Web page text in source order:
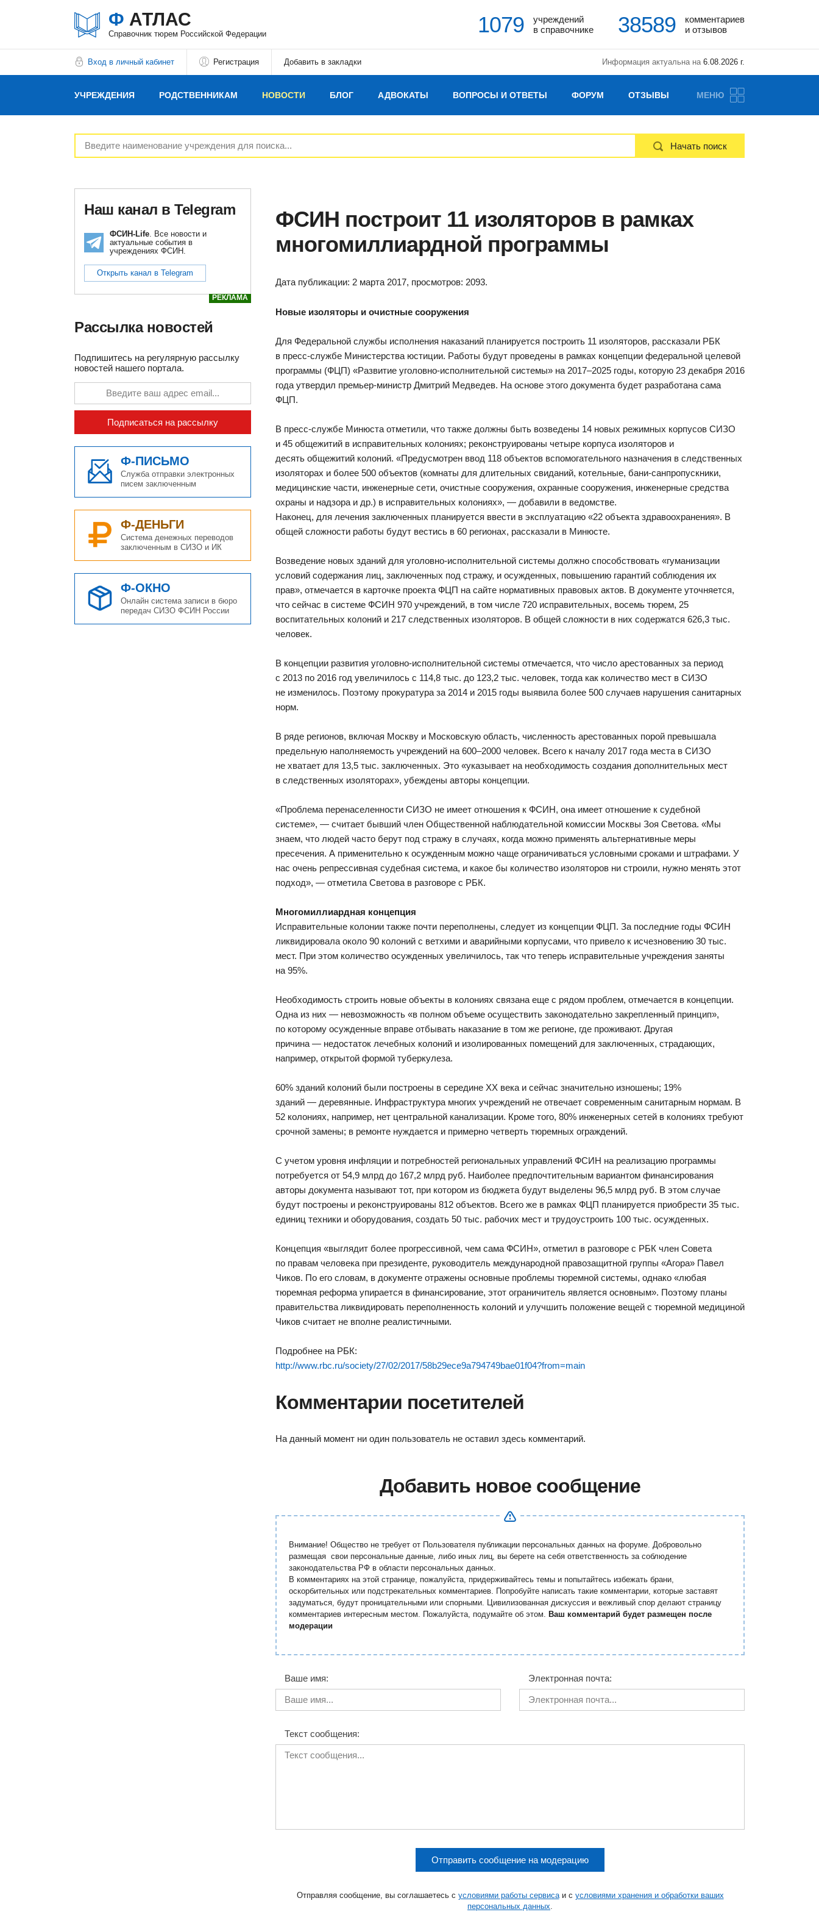
Ф АТЛАС
Справочник тюрем Российской Федерации 1079
учреждений
в справочнике
38589
комментариев
и отзывов
Информация актуальна на6.08.2026 г.
Вход в личный кабинет Регистрация Добавить в закладки
УЧРЕЖДЕНИЯ РОДСТВЕННИКАМ НОВОСТИ БЛОГ АДВОКАТЫ ВОПРОСЫ И ОТВЕТЫ ФОРУМ ОТЗЫВЫ
РЕКЛАМОДАТЕЛЯМ
МЕНЮ
Начать поиск
ФСИН построит 11 изоляторов в рамках
многомиллиардной программы
Дата публикации: 2 марта 2017, просмотров: 2093.
Новые изоляторы и очистные сооружения
Для Федеральной службы исполнения наказаний планируется построить 11 изоляторов, рассказали РБК
в пресс-службе Министерства юстиции. Работы будут проведены в рамках концепции федеральной целевой
программы (ФЦП) «Развитие уголовно-исполнительной системы» на 2017–2025 годы, которую 23 декабря 2016
года утвердил премьер-министр Дмитрий Медведев. На основе этого документа будет разработана сама
ФЦП.
В пресс-службе Минюста отметили, что также должны быть возведены 14 новых режимных корпусов СИЗО
и 45 общежитий в исправительных колониях; реконструированы четыре корпуса изоляторов и
десять общежитий колоний. «Предусмотрен ввод 118 объектов вспомогательного назначения в следственных
изоляторах и более 500 объектов (комнаты для длительных свиданий, котельные, бани-санпропускники,
медицинские части, инженерные сети, очистные сооружения, охранные сооружения, инженерные средства
охраны и надзора и др.) в исправительных колониях», — добавили в ведомстве.
Наконец, для лечения заключенных планируется ввести в эксплуатацию «22 объекта здравоохранения». В
общей сложности работы будут вестись в 60 регионах, рассказали в Минюсте.
Возведение новых зданий для уголовно-исполнительной системы должно способствовать «гуманизации
условий содержания лиц, заключенных под стражу, и осужденных, повышению гарантий соблюдения их
прав», отмечается в карточке проекта ФЦП на сайте нормативных правовых актов. В документе уточняется,
что сейчас в системе ФСИН 970 учреждений, в том числе 720 исправительных, восемь тюрем, 25
воспитательных колоний и 217 следственных изоляторов. В общей сложности в них содержатся 626,3 тыс.
человек.
В концепции развития уголовно-исполнительной системы отмечается, что число арестованных за период
с 2013 по 2016 год увеличилось с 114,8 тыс. до 123,2 тыс. человек, тогда как количество мест в СИЗО
не изменилось. Поэтому прокуратура за 2014 и 2015 годы выявила более 500 случаев нарушения санитарных
норм.
В ряде регионов, включая Москву и Московскую область, численность арестованных порой превышала
предельную наполняемость учреждений на 600–2000 человек. Всего к началу 2017 года места в СИЗО
не хватает для 13,5 тыс. заключенных. Это «указывает на необходимость создания дополнительных мест
в следственных изоляторах», убеждены авторы концепции.
«Проблема перенаселенности СИЗО не имеет отношения к ФСИН, она имеет отношение к судебной
системе», — считает бывший член Общественной наблюдательной комиссии Москвы Зоя Светова. «Мы
знаем, что людей часто берут под стражу в случаях, когда можно применять альтернативные меры
пресечения. А применительно к осужденным можно чаще ограничиваться условными сроками и штрафами. У
нас очень репрессивная судебная система, и какое бы количество изоляторов ни строили, нужно менять этот
подход», — отметила Светова в разговоре с РБК.
Многомиллиардная концепция
Исправительные колонии также почти переполнены, следует из концепции ФЦП. За последние годы ФСИН
ликвидировала около 90 колоний с ветхими и аварийными корпусами, что привело к исчезновению 30 тыс.
мест. При этом количество осужденных увеличилось, так что теперь исправительные учреждения заняты
на 95%.
Необходимость строить новые объекты в колониях связана еще с рядом проблем, отмечается в концепции.
Одна из них — невозможность «в полном объеме осуществить законодательно закрепленный принцип»,
по которому осужденные вправе отбывать наказание в том же регионе, где проживают. Другая
причина — недостаток лечебных колоний и изолированных помещений для заключенных, страдающих,
например, открытой формой туберкулеза.
60% зданий колоний были построены в середине XX века и сейчас значительно изношены; 19%
зданий — деревянные. Инфраструктура многих учреждений не отвечает современным санитарным нормам. В
52 колониях, например, нет центральной канализации. Кроме того, 80% инженерных сетей в колониях требуют
срочной замены; в ремонте нуждается и примерно четверть тюремных ограждений.
С учетом уровня инфляции и потребностей региональных управлений ФСИН на реализацию программы
потребуется от 54,9 млрд до 167,2 млрд руб. Наиболее предпочтительным вариантом финансирования
авторы документа называют тот, при котором из бюджета будут выделены 96,5 млрд руб. В этом случае
будут построены и реконструированы 812 объектов. Всего же в рамках ФЦП планируется приобрести 35 тыс.
единиц техники и оборудования, создать 50 тыс. рабочих мест и трудоустроить 100 тыс. осужденных.
Концепция «выглядит более прогрессивной, чем сама ФСИН», отметил в разговоре с РБК член Совета
по правам человека при президенте, руководитель международной правозащитной группы «Агора» Павел
Чиков. По его словам, в документе отражены основные проблемы тюремной системы, однако «любая
тюремная реформа упирается в финансирование, этот ограничитель является основным». Поэтому планы
правительства ликвидировать переполненность колоний и улучшить положение вещей с тюремной медициной
Чиков считает не вполне реалистичными.
Подробнее на РБК:
http://www.rbc.ru/society/27/02/2017/58b29ece9a794749bae01f04?from=main
Комментарии посетителей
На данный момент ни один пользователь не оставил здесь комментарий.
Добавить новое сообщение
Внимание! Общество не требует от Пользователя публикации персональных данных на форуме. Добровольно
размещая свои персональные данные, либо иных лиц, вы берете на себя ответственность за соблюдение
законодательства РФ в области персональных данных.
В комментариях на этой странице, пожалуйста, придерживайтесь темы и попытайтесь избежать брани,
оскорбительных или подстрекательных комментариев. Попробуйте написать такие комментарии, которые заставят
задуматься, будут проницательными или спорными. Цивилизованная дискуссия и вежливый спор делают страницу
комментариев интересным местом. Пожалуйста, подумайте об этом. Ваш комментарий будет размещен после
модерации
Ваше имя: Электронная почта:
Текст сообщения:
Отправить сообщение на модерацию
Отправляя сообщение, вы соглашаетесь с условиями работы сервисаи с условиями хранения и обработки ваших
персональных данных.
Наш канал в Telegram
ФСИН-Life. Все новости и
актуальные события в
учреждениях ФСИН.
Открыть канал в Telegram
РЕКЛАМА
Рассылка новостей
Подпишитесь на регулярную рассылку
новостей нашего портала.
Подписаться на рассылку
Ф-ПИСЬМО
Служба отправки электронных
писем заключенным
Ф-ДЕНЬГИ
Система денежных переводов
заключенным в СИЗО и ИК
Ф-ОКНО
Онлайн система записи в бюро
передач СИЗО ФСИН России